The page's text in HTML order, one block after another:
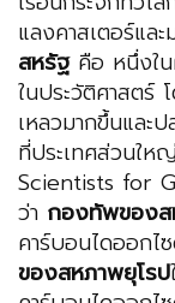
แลงคาสเตอร์แล
สหรัฐคือ หนึ่งใ
ในประวัติศาสตร์
เหลวมากขึ้นและ
ที่ประเทศส่วนใ
Scientists for
ว่า กองทัพของ
คาร์บอนไดออกไ
ของสหภาพยุโรป